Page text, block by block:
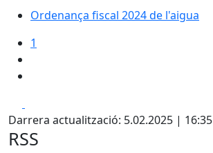
Ordenança fiscal 2024 de l'aigua
1
Darrera actualització: 5.02.2025 | 16:35
RSS